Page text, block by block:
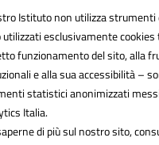
Istituto non utilizza
utilizzati esclusivamente
funzionamento del sito, alla
e alla sua accessibilità –
statistici anonimizzati
Italia.
di più sul nostro sito,
Seguici su:
- PEC:
elettronica (CUF): UFUAUC